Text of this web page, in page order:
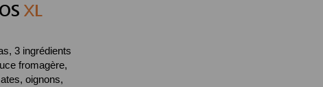
XL
3 ingrédients
fromagère,
oignons,